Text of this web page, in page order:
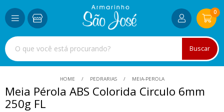
Buscar
0
HOME PEDRARIAS MEIA-PEROLA
Meia Pérola ABS Colorida Circulo 6mm
250g FL